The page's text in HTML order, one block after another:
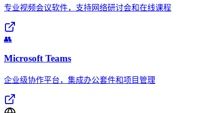
专业视频会议软件，支持网络研讨会和在线课程
👥
Microsoft Teams
企业级协作平台，集成办公套件和项目管理